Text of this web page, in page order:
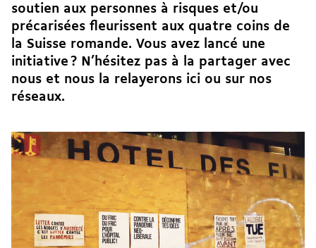
soutien aux personnes à risques et/ou
précarisées fleurissent aux quatre coins de
la Suisse romande. Vous avez lancé une
initiative ? N’hésitez pas à la partager avec
nous et nous la relayerons ici ou sur nos
réseaux.